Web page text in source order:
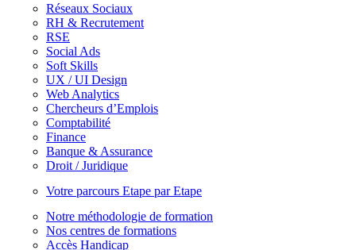
Réseaux Sociaux
RH & Recrutement
RSE
Social Ads
Soft Skills
UX / UI Design
Web Analytics
Chercheurs d’Emplois
Comptabilité
Finance
Banque & Assurance
Droit / Juridique
Votre parcours Etape par Etape
Notre méthodologie de formation
Nos centres de formations
Accès Handicap